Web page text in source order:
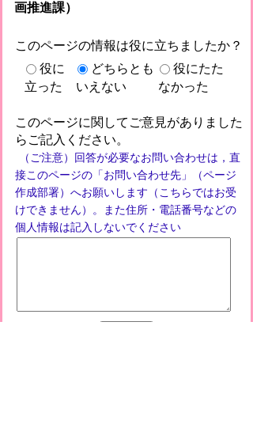
画推進課）
このページの情報は役に立ちましたか？
役に
立った
どちらとも
いえない
役にたた
なかった
このページに関してご意見がありました
らご記入ください。
（ご注意）回答が必要なお問い合わせは，直
接このページの「お問い合わせ先」（ページ
作成部署）へお願いします（こちらではお受
けできません）。また住所・電話番号などの
個人情報は記入しないでください